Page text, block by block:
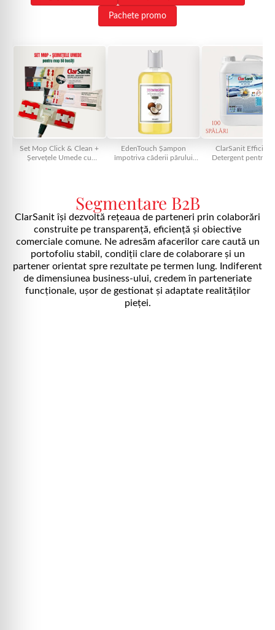
Pachete promo
Set Mop Click & Clean +
Șervețele Umede cu
EdenTouch Șampon
împotriva căderii părului
ClarSanit
Detergent pentru
Segmentare B2B
ClarSanit își dezvoltă rețeaua de parteneri prin colaborări
construite pe transparență, eficiență și obiective
comerciale comune. Ne adresăm afacerilor care caută un
portofoliu stabil, condiții clare de colaborare și un
partener orientat spre rezultate pe termen lung. Indiferent
de dimensiunea business-ului, credem în parteneriate
funcționale, ușor de gestionat și adaptate realităților
pieței.